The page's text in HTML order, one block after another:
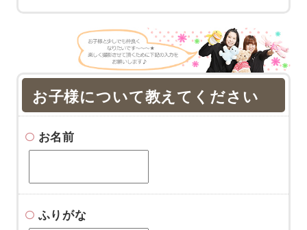
お子様について教えてください
お名前
ふりがな